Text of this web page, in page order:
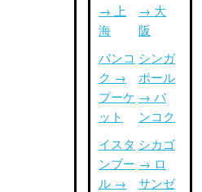
→ 上
海
バンコ
ク →
プーケ
ット
イスタ
ンブー
ル →
→ 大
阪
シンガ
ポール
→ バ
ンコク
シカゴ
→ ロ
サンゼ